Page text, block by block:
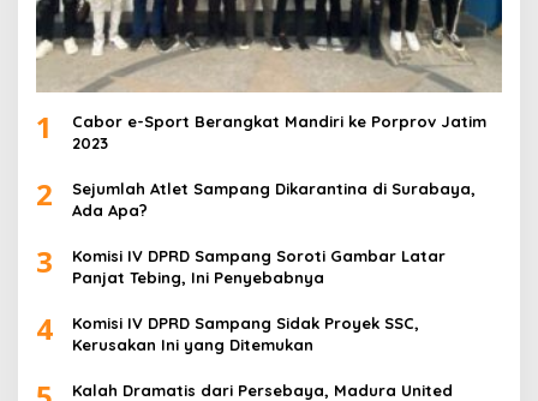
1
Cabor e-Sport Berangkat Mandiri ke Porprov Jatim
2023
2
Sejumlah Atlet Sampang Dikarantina di Surabaya,
Ada Apa?
3
Komisi IV DPRD Sampang Soroti Gambar Latar
Panjat Tebing, Ini Penyebabnya
4
Komisi IV DPRD Sampang Sidak Proyek SSC,
Kerusakan Ini yang Ditemukan
Kalah Dramatis dari Persebaya, Madura United